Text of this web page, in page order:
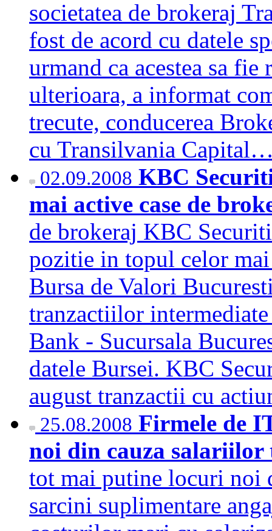
societatea de brokeraj
fost de acord cu datele
urmand ca acestea sa
ulterioara, a informat
trecute, conducerea
cu Transilvania
02.09.2008 KBC
mai active case de
de brokeraj KBC
pozitie in topul celor
Bursa de Valori
tranzactiilor
Bank - Sucursala
datele Bursei. KBC
august tranzactii cu
25.08.2008 Firmele de
noi din cauza
tot mai putine locuri noi
sarcini suplimentare